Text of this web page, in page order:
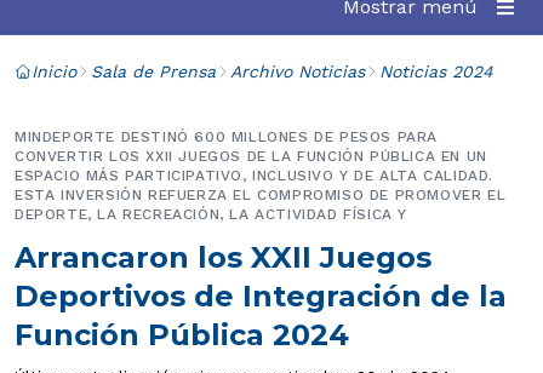
Mostrar menú
Inicio Sala de Prensa Archivo Noticias Noticias 2024
Arrancaron los XXII Juegos
Deportivos de Integración de la
Función Pública 2024
MINDEPORTE DESTINÓ 600 MILLONES DE PESOS PARA
CONVERTIR LOS XXII JUEGOS DE LA FUNCIÓN PÚBLICA EN UN
ESPACIO MÁS PARTICIPATIVO, INCLUSIVO Y DE ALTA CALIDAD.
ESTA INVERSIÓN REFUERZA EL COMPROMISO DE PROMOVER EL
DEPORTE, LA RECREACIÓN, LA ACTIVIDAD FÍSICA Y